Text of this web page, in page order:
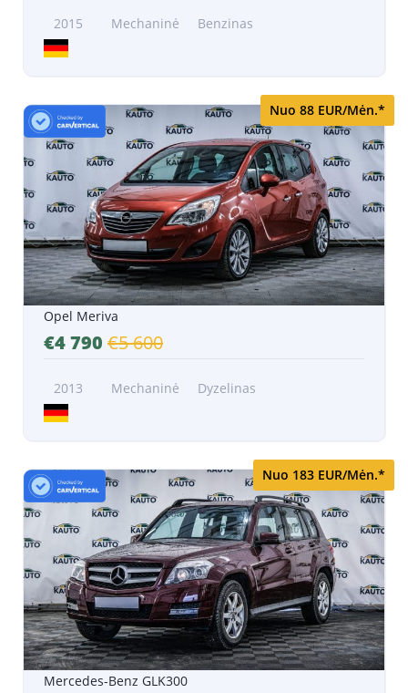
2015 Mechaninė Benzinas
Nuo 88 EUR/Mėn.*
Opel Meriva
€4 790 €5 600
2013 Mechaninė Dyzelinas
Nuo 183 EUR/Mėn.*
Mercedes-Benz GLK300